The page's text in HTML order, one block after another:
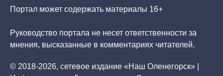
Портал может содержать материалы 16+
Руководство портала не несет ответственности за
мнения, высказанные в комментариях читателей.
© 2018-2026, сетевое издание «Наш Оленегорск» |